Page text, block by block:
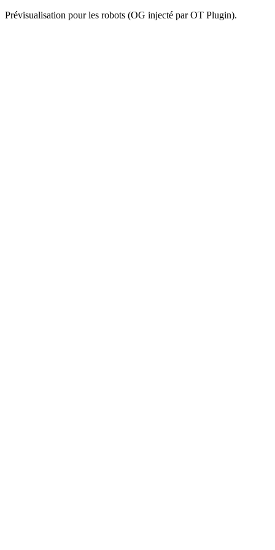
Prévisualisation pour les robots (OG injecté par OT Plugin).